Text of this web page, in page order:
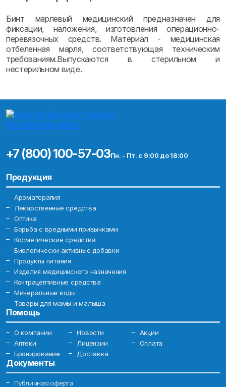
Бинт марлевый медицинский предназначен для
фиксации, наложения, изготовления операционно-
перевязочных средств. Материал - медицинская
отбеленная марля, соответствующая техническим
требованиям.Выпускаются в стерильном и
нестерильном виде.
+7 (800) 100-57-03Пн. - Пт. с 9:00 до 18:00
Продукция
Ароматерапия
Лекарственные средства
Оптика
Борьба с вредными привычками
Косметические средства
Биологически активные добавки
Продукты питания
Изделия медицинского назначения
Контрацептивные средства
Минеральные воды
Товары для мамы и малыша
Помощь
О компании Новости
Акции
Аптеки
Лицензии
Оплата
Бронирование
Доставка
Документы
Публичная оферта